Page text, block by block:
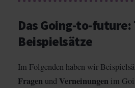
Das Going-to-future:
Beispielsätze
Im Folgenden haben wir
Fragen und Verneinungen im